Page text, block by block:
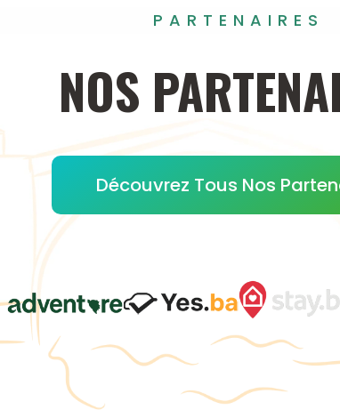
PARTENAIRES
NOS
Découvrez Tous Nos